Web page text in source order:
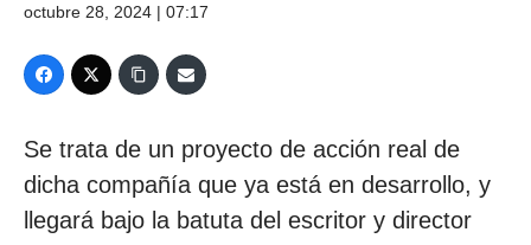
octubre 28, 2024 | 07:17
Se trata de un proyecto de acción real de
dicha compañía que ya está en desarrollo, y
llegará bajo la batuta del escritor y director